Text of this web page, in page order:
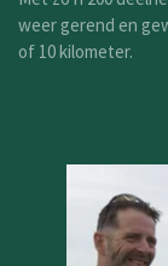
weer gerend en
of 10 kilometer.